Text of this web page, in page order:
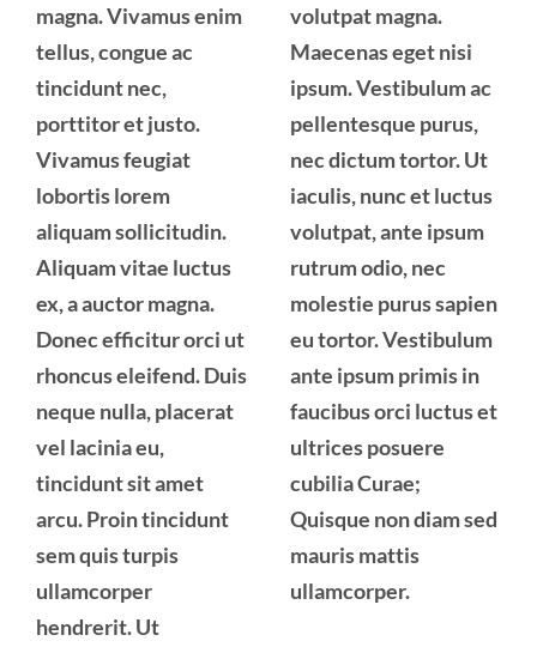
magna. Vivamus enim
tellus, congue ac
tincidunt nec,
porttitor et justo.
Vivamus feugiat
lobortis lorem
aliquam sollicitudin.
Aliquam vitae luctus
ex, a auctor magna.
Donec efficitur orci ut
rhoncus eleifend. Duis
neque nulla, placerat
vel lacinia eu,
tincidunt sit amet
arcu. Proin tincidunt
sem quis turpis
ullamcorper
hendrerit. Ut
volutpat magna.
Maecenas eget nisi
ipsum. Vestibulum ac
pellentesque purus,
nec dictum tortor. Ut
iaculis, nunc et luctus
volutpat, ante ipsum
rutrum odio, nec
molestie purus sapien
eu tortor. Vestibulum
ante ipsum primis in
faucibus orci luctus et
ultrices posuere
cubilia Curae;
Quisque non diam sed
mauris mattis
ullamcorper.